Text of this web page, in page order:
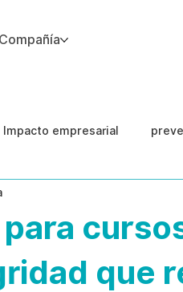
Compañía
Impacto empresarial
que